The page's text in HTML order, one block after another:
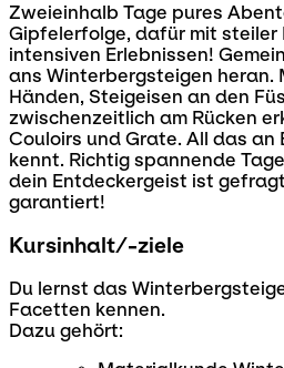
Zweieinhalb Tage pures
Gipfelerfolge, dafür mit steiler
intensiven Erlebnissen!
ans Winterbergsteigen heran.
Händen, Steigeisen an den
zwischenzeitlich am Rücken
Couloirs und Grate. All das an
kennt. Richtig spannende
dein Entdeckergeist ist
garantiert!
Kursinhalt/-ziele
Du lernst das
Facetten kennen.
Dazu gehört: